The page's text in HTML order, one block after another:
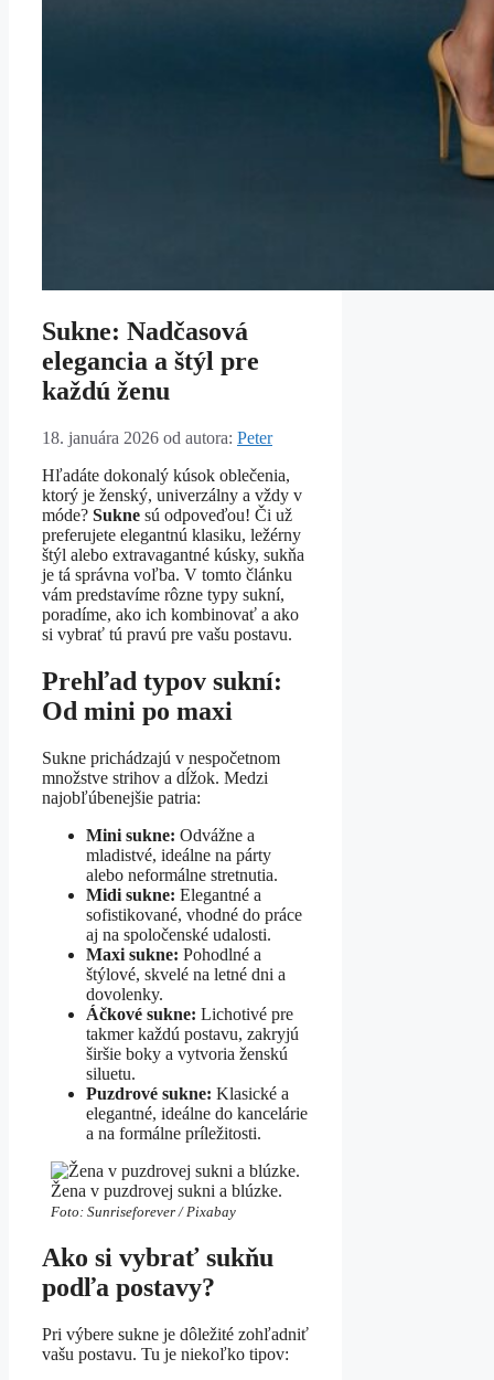
Sukne: Nadčasová
elegancia a štýl pre
každú ženu
18. januára 2026 od autora: Peter
Hľadáte dokonalý kúsok oblečenia,
ktorý je ženský, univerzálny a vždy v
móde? Sukne sú odpoveďou! Či už
preferujete elegantnú klasiku, ležérny
štýl alebo extravagantné kúsky, sukňa
je tá správna voľba. V tomto článku
vám predstavíme rôzne typy sukní,
poradíme, ako ich kombinovať a ako
si vybrať tú pravú pre vašu postavu.
Prehľad typov sukní:
Od mini po maxi
Sukne prichádzajú v nespočetnom
množstve strihov a dĺžok. Medzi
najobľúbenejšie patria:
Mini sukne: Odvážne a
mladistvé, ideálne na párty
alebo neformálne stretnutia.
Midi sukne: Elegantné a
sofistikované, vhodné do práce
aj na spoločenské udalosti.
Maxi sukne: Pohodlné a
štýlové, skvelé na letné dni a
dovolenky.
Áčkové sukne: Lichotivé pre
takmer každú postavu, zakryjú
širšie boky a vytvoria ženskú
siluetu.
Puzdrové sukne: Klasické a
elegantné, ideálne do kancelárie
a na formálne príležitosti.
Žena v puzdrovej sukni a blúzke.
Foto: Sunriseforever / Pixabay
Ako si vybrať sukňu
podľa postavy?
Pri výbere sukne je dôležité zohľadniť
vašu postavu. Tu je niekoľko tipov: